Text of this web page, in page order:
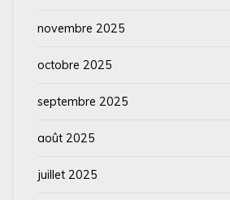
novembre 2025
octobre 2025
septembre 2025
août 2025
juillet 2025